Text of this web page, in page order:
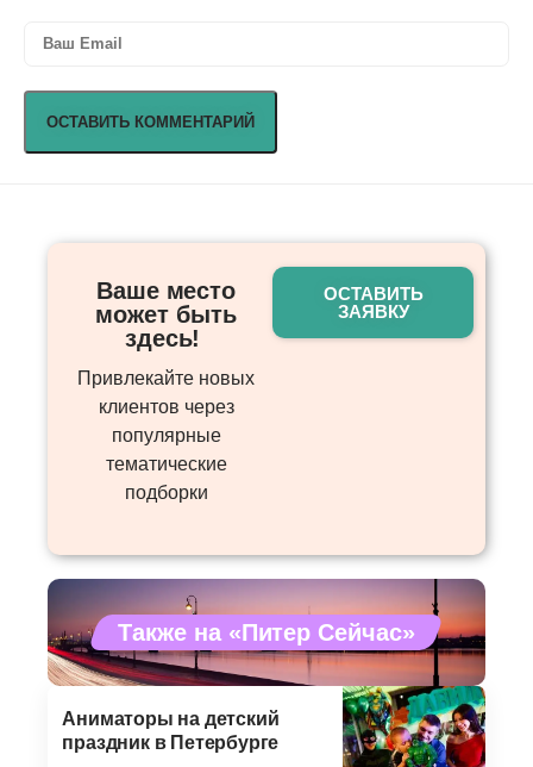
Ваше место
может быть
здесь! ​
Привлекайте новых
клиентов через
популярные
тематические
подборки
ОСТАВИТЬ
ЗАЯВКУ
Также на «Питер Сейчас»
Аниматоры на детский
праздник в Петербурге